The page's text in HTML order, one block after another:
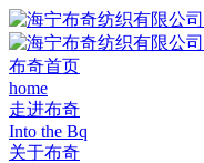
布奇首页
home
走进布奇
Into the Bq
关于布奇